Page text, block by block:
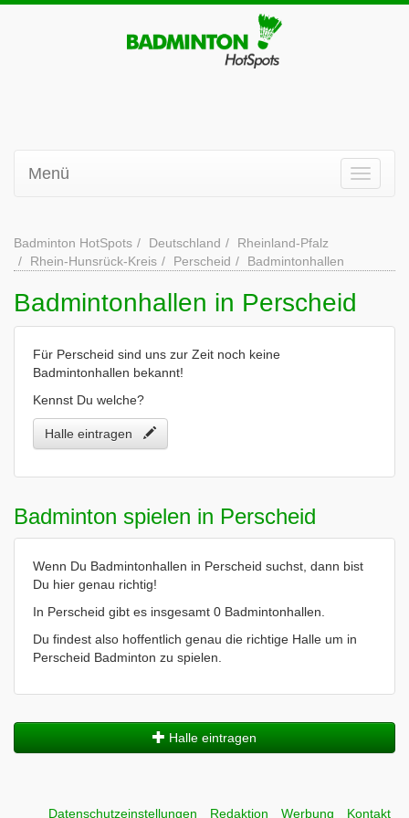
Menü
Badminton HotSpots Deutschland
Rheinland-Pfalz
Rhein-Hunsrück-Kreis
Perscheid Badmintonhallen
Badmintonhallen in Perscheid
Für Perscheid sind uns zur Zeit noch keine
Badmintonhallen bekannt!
Kennst Du welche?
Halle eintragen
Badminton spielen in Perscheid
Wenn Du Badmintonhallen in Perscheid suchst, dann bist
Du hier genau richtig!
In Perscheid gibt es insgesamt 0 Badmintonhallen.
Du findest also hoffentlich genau die richtige Halle um in
Perscheid Badminton zu spielen.
Halle eintragen
Datenschutzeinstellungen Redaktion Werbung Kontakt